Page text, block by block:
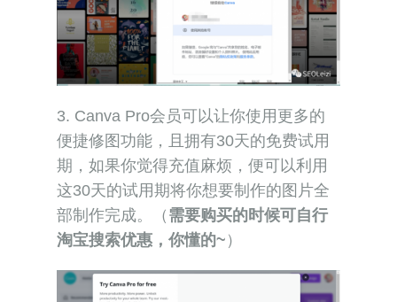
3. Canva Pro会员可以让你使用更多的
便捷修图功能，且拥有30天的免费试用
期，如果你觉得充值麻烦，便可以利用
这30天的试用期将你想要制作的图片全
部制作完成。（ 需要购买的时候可自行
淘宝搜索优惠，你懂的~ ）